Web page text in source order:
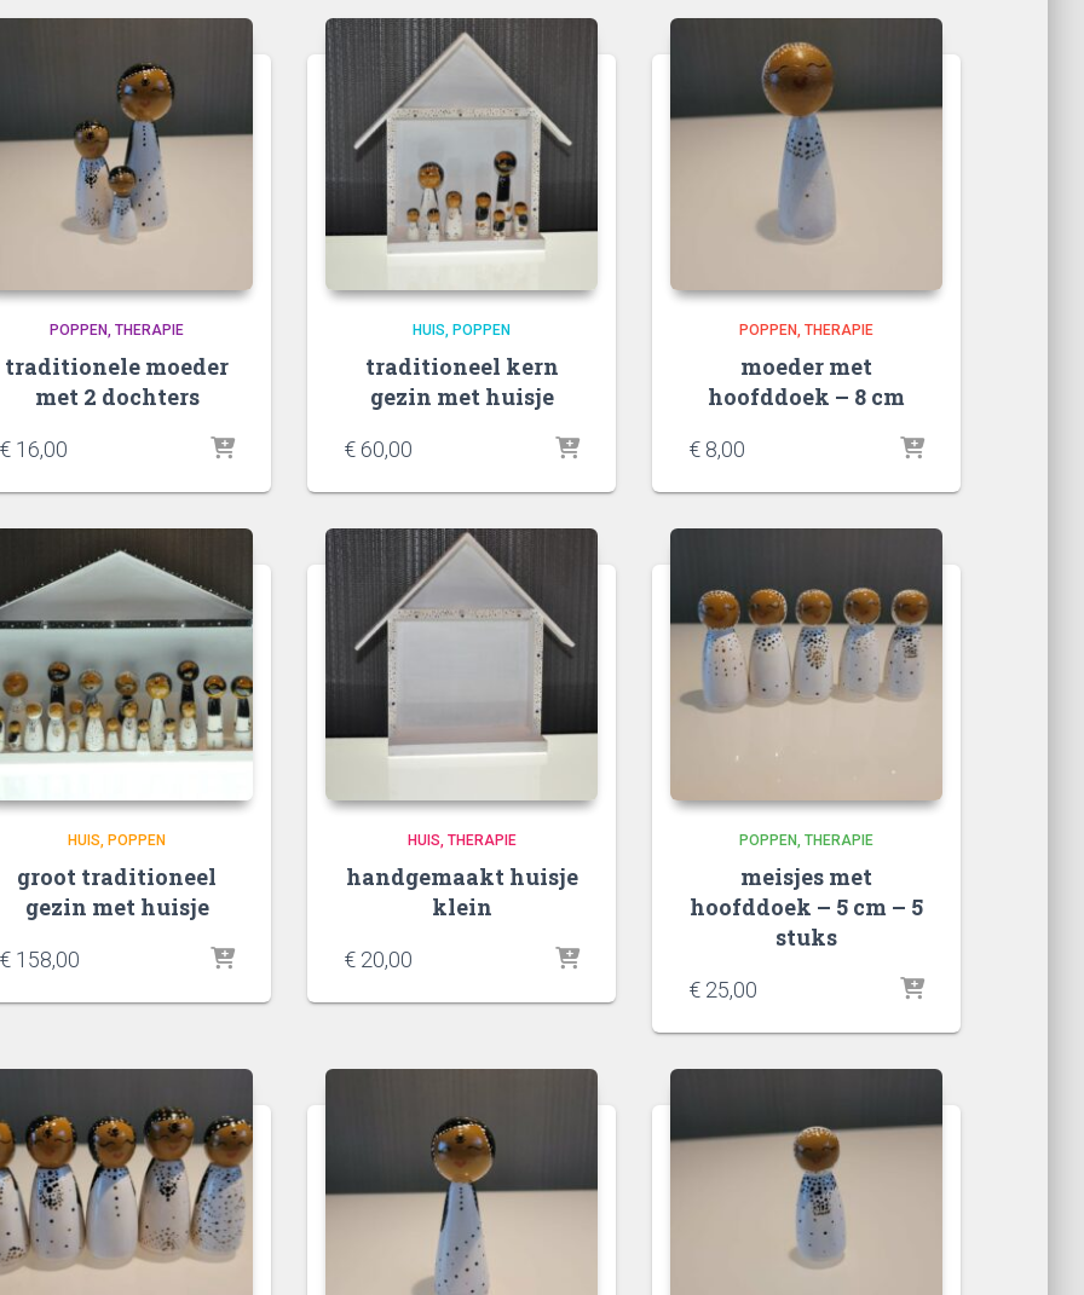
POPPEN THERAPIE
traditionele moeder
met 2 dochters
€ 16,00
HUIS POPPEN
traditioneel kern
gezin met huisje
€ 60,00
POPPEN THERAPIE
moeder met
hoofddoek – 8 cm
€ 8,00
HUIS POPPEN
groot traditioneel
gezin met huisje
€ 158,00
HUIS THERAPIE
handgemaakt huisje
klein
€ 20,00
POPPEN THERAPIE
meisjes met
hoofddoek – 5 cm – 5
stuks
€ 25,00